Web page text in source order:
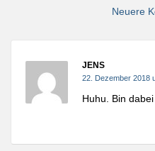
Neuere
JENS
22. Dezember 2018
Huhu. Bin dabei